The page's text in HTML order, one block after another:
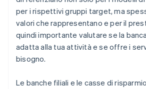
per i rispettivi gruppi target, ma
valori che rappresentano e per il
quindi importante valutare se la
adatta alla tua attività e se offre i
bisogno.
Le banche filiali e le casse di